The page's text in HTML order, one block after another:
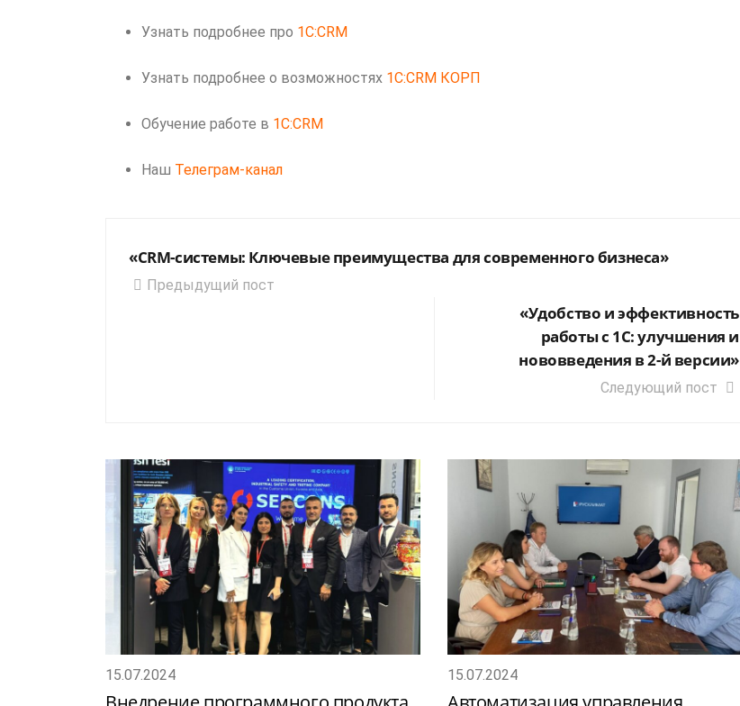
Узнать подробнее про 1C:CRM
Узнать подробнее о возможностях 1C:CRM КОРП
Обучение работе в 1C:CRM
Наш Телеграм-канал
«CRM-системы: Ключевые преимущества для современного бизнеса»
Предыдущий пост
«Удобство и эффективность
работы с 1С: улучшения и
нововведения в 2-й версии»
Следующий пост
15.07.2024 15.07.2024